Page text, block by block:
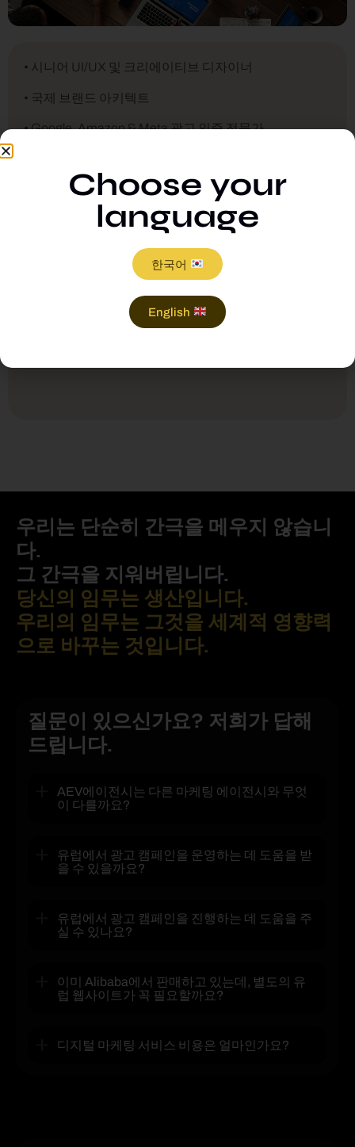
• 시니어 UI/UX 및 크리에이티브 디자이너
• 국제 브랜드 아키텍트
• Google, Amazon & Meta 광고 인증 전문가
• 마켓플레이스 성장 및 리테일 전문가
• 다문화 커뮤니케이션 전문가
• B2B 및 D2C 확장 리드
새로운 브랜드 아이덴티티가 필요하든, 새로운 시장 진
우리는 단순히 간극을 메우지 않습니
다.
그 간극을 지워버립니다.
당신의 임무는 생산입니다.
우리의 임무는 그것을 세계적 영향력
으로 바꾸는 것입니다.
질문이 있으신가요? 저희가 답해
드립니다.
AEV에이전시는 다른 마케팅 에이전시와 무엇
이 다를까요?
유럽에서 광고 캠페인을 운영하는 데 도움을 받
을 수 있을까요?
유럽에서 광고 캠페인을 진행하는 데 도움을 주
실 수 있나요?
이미 Alibaba에서 판매하고 있는데, 별도의 유
럽 웹사이트가 꼭 필요할까요?
디지털 마케팅 서비스 비용은 얼마인가요?
Choose your
language
한국어
English